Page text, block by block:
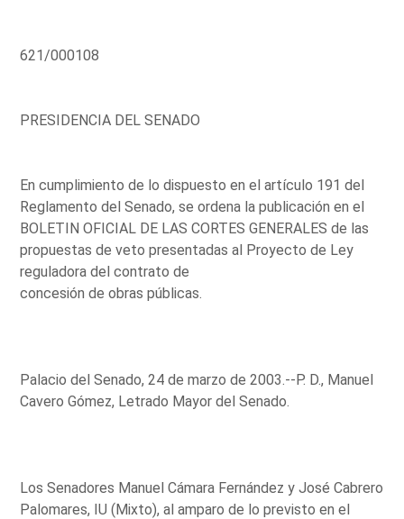
621/000108
PRESIDENCIA DEL SENADO
En cumplimiento de lo dispuesto en el artículo 191 del
Reglamento del Senado, se ordena la publicación en el
BOLETIN OFICIAL DE LAS CORTES GENERALES de las
propuestas de veto presentadas al Proyecto de Ley
reguladora del contrato de
concesión de obras públicas.
Palacio del Senado, 24 de marzo de 2003.--P. D., Manuel
Cavero Gómez, Letrado Mayor del Senado.
Los Senadores Manuel Cámara Fernández y José Cabrero
Palomares, IU (Mixto), al amparo de lo previsto en el